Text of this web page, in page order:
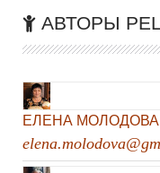
АВТОРЫ
ЕЛЕНА МОЛОДОВА